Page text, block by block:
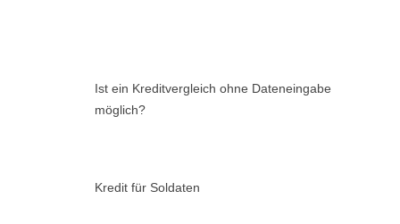
Ist ein Kreditvergleich ohne Dateneingabe
möglich?
Kredit für Soldaten